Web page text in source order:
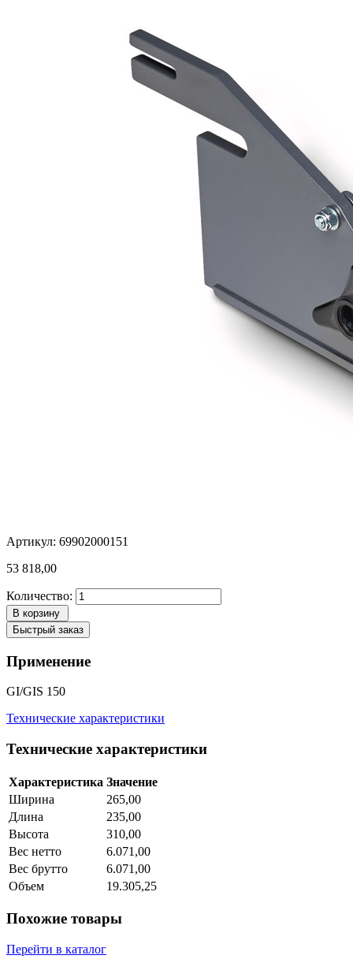
Артикул: 69902000151
53 818,00
Количество:
В корзину
Быстрый заказ
Применение
GI/GIS 150
Технические характеристики
Технические характеристики
Характеристика Значение
Ширина
265,00
Длина
235,00
Высота
310,00
Вес нетто
6.071,00
Вес брутто
6.071,00
Объем
19.305,25
Похожие товары
Перейти в каталог